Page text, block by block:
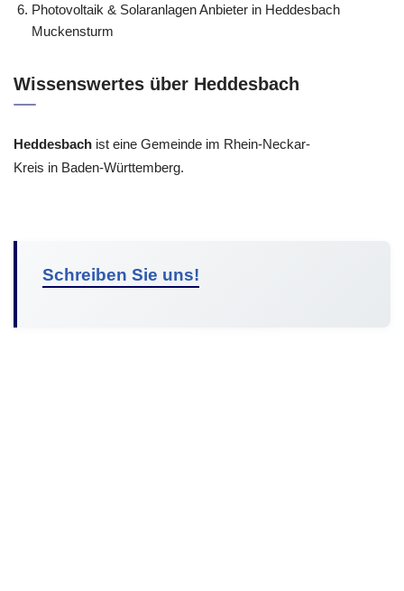
Photovoltaik & Solaranlagen Anbieter in Heddesbach
Muckensturm
Wissenswertes über Heddesbach
Heddesbach ist eine Gemeinde im Rhein-Neckar-
Kreis in Baden-Württemberg.
Schreiben Sie uns!